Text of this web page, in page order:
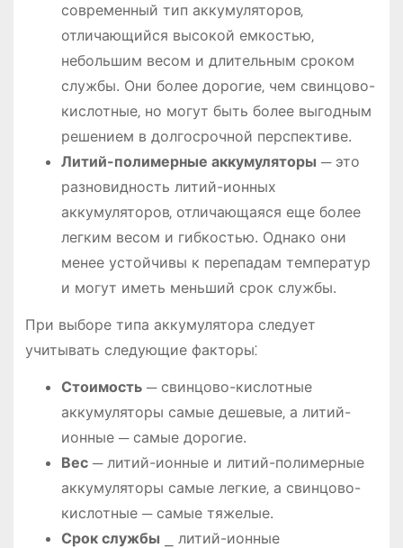
современный тип аккумуляторов‚
отличающийся высокой емкостью‚
небольшим весом и длительным сроком
службы. Они более дорогие‚ чем свинцово-
кислотные‚ но могут быть более выгодным
решением в долгосрочной перспективе.
Литий-полимерные аккумуляторы ─ это
разновидность литий-ионных
аккумуляторов‚ отличающаяся еще более
легким весом и гибкостью. Однако они
менее устойчивы к перепадам температур
и могут иметь меньший срок службы.
При выборе типа аккумулятора следует
учитывать следующие факторы⁚
Стоимость─ свинцово-кислотные
аккумуляторы самые дешевые‚ а литий-
ионные ─ самые дорогие.
Вес─ литий-ионные и литий-полимерные
аккумуляторы самые легкие‚ а свинцово-
кислотные ─ самые тяжелые.
Срок службы ⎯ литий-ионные